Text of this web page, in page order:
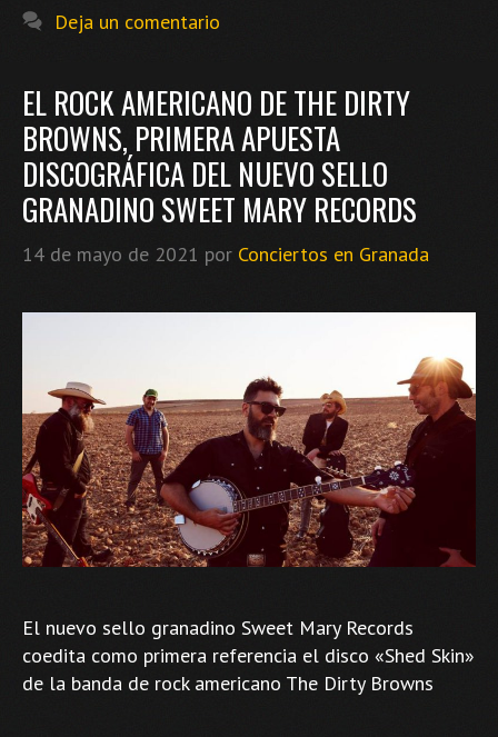
Deja un comentario
EL ROCK AMERICANO DE THE DIRTY
BROWNS, PRIMERA APUESTA
DISCOGRÁFICA DEL NUEVO SELLO
GRANADINO SWEET MARY RECORDS
14 de mayo de 2021 por Conciertos en Granada
El nuevo sello granadino Sweet Mary Records
coedita como primera referencia el disco «Shed Skin»
de la banda de rock americano The Dirty Browns